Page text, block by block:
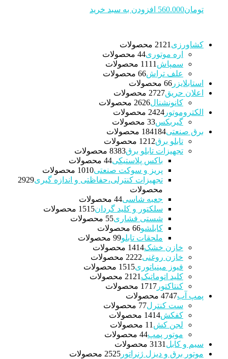
تومان560.000 افزودن به سبد خرید
کشاورزی 21 21 محصولات
اره موتوری 44 محصولات
سمپاش
11 11 محصولات
علف تراش 66 محصولات
استابلایزر
66 محصولات
اعلان حریق
2727 محصولات
کانونشنال
2626 محصولات
الکتروموتور
2424 محصولات
گیربکس 33 محصولات
برق صنعتی
184184 محصولات
تابلو برق
1212 محصولات
تجهیزات تابلو برق
8383 محصولات
باکس پلاستیکی 44 محصولات
پریز و سوکت صنعتی
1010 محصولات
تجهیزات کنترلی،حفاظتی و اندازه گیری
2929
محصولات
جعبه شاسی 44 محصولات
سلکتور و کلید گردان
1515 محصولات
شستی فشاری 55 محصولات
کابلشو 66 محصولات
ملحقات تابلو 99 محصولات
خازن خشک
1414 محصولات
خازن روغنی
2222 محصولات
فیوز مینیاتوری
1515 محصولات
کلید اتوماتیک
21 21 محصولات
کنتاکتور
1717 محصولات
پمپ آب
4747 محصولات
ست کنترل 77 محصولات
کفکش
1414 محصولات
لجن کش
1 1 محصولات
موتور پمپ 44 محصولات
سیم و کابل
3131 محصولات
موتور برق و دیزل ژنراتور
2525 محصولات